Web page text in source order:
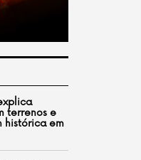
terrenos e
histórica em